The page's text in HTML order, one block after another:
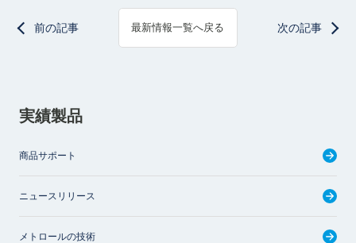
前の記事 最新情報一覧へ戻る 次の記事
実績製品
商品サポート
ニュースリリース
メトロールの技術